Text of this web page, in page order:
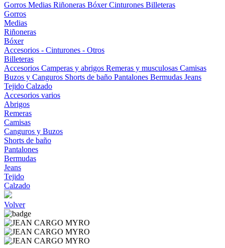
Gorros Medias Riñoneras BóxerCinturones Billeteras
Gorros
Medias
Riñoneras
Bóxer
Accesorios - Cinturones - Otros
Billeteras
Accesorios Camperas y abrigos Remeras y musculosas Camisas
Buzos y Canguros Shorts de baño Pantalones Bermudas Jeans
Tejido Calzado
Accesorios varios
Abrigos
Remeras
Camisas
Canguros y Buzos
Shorts de baño
Pantalones
Bermudas
Jeans
Tejido
Calzado
Volver